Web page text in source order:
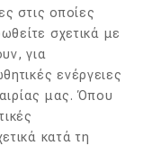
στις οποίες
σχετικά με
για
ενέργειες
μας. Όπου
κατά τη